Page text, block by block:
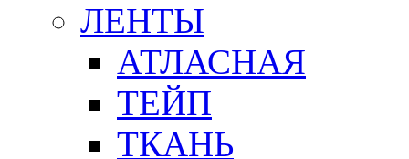
ЛЕНТЫ
АТЛАСНАЯ
ТЕЙП
ТКАНЬ